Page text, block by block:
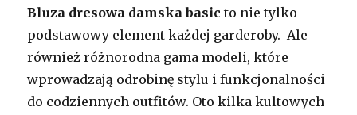
Bluza dresowa damska basic to nie tylko
podstawowy element każdej garderoby. Ale
również różnorodna gama modeli, które
wprowadzają odrobinę stylu i funkcjonalności
do codziennych outfitów. Oto kilka kultowych